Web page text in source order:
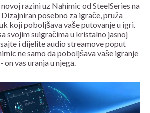
razini uz Nahimic od SteelSeries na
posebno za igrače, pruža
koji poboljšava vaše putovanje u igri.
svojim suigračima u kristalno jasnoj
i dijelite audio streamove poput
ne samo da poboljšava vaše igranje
- on vas uranja u njega.